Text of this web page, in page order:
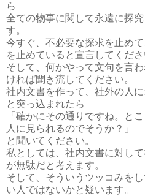
ら
全ての物事に関して永遠に探
す。
今すぐ、不必要な探求を止め
を止めていると宣言してくださ
そして、何かやって文句を言
ければ聞き流してください。
社内文書を作って、社外の人
と突っ込まれたら
「確かにその通りですね。と
人に見られるのでそうか？」
と聞いてください。
私としては、社内文書に対し
が無駄だと考えます。
そして、そういうツッコみを
い人ではないかと疑います。